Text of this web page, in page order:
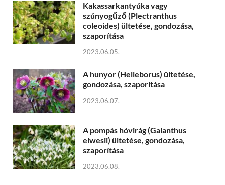
Kakassarkantyúka vagy
szúnyogűző (Plectranthus
coleoides) ültetése, gondozása,
szaporítása
2023.06.05.
A hunyor (Helleborus) ültetése,
gondozása, szaporítása
2023.06.07.
A pompás hóvirág (Galanthus
elwesii) ültetése, gondozása,
szaporítása
2023.06.08.